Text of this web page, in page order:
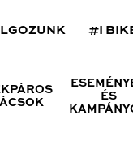
#I
ÉS